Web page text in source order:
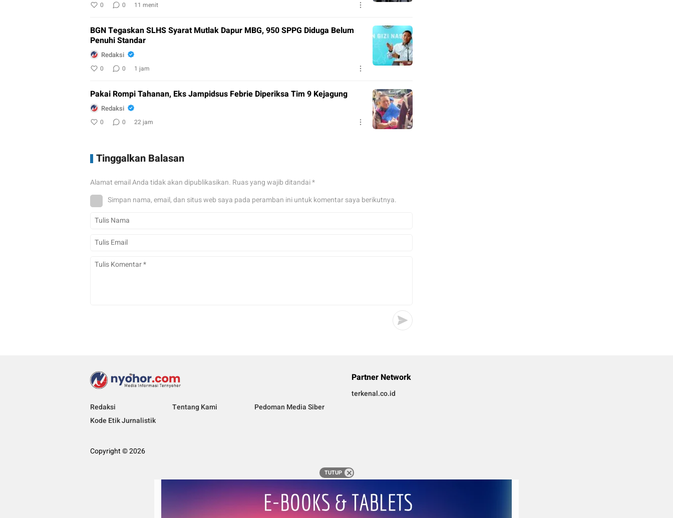
0 0 11 menit
BGN Tegaskan SLHS Syarat Mutlak Dapur MBG, 950 SPPG Diduga Belum
Penuhi Standar
Redaksi
0 0 1 jam
Pakai Rompi Tahanan, Eks Jampidsus Febrie Diperiksa Tim 9 Kejagung
Redaksi
0 0 22 jam
Tinggalkan Balasan
Alamat email Anda tidak akan dipublikasikan. Ruas yang wajib ditandai*
Simpan nama, email, dan situs web saya pada peramban ini untuk komentar saya berikutnya.
Redaksi Tentang Kami
Pedoman Media Siber
Kode Etik Jurnalistik
Partner Network
terkenal.co.id
Copyright © 2026
TUTUP